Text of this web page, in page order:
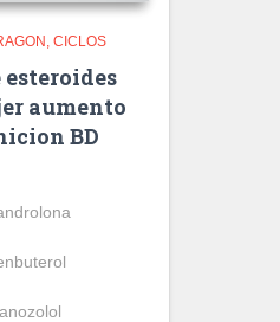
CICLOS
esteroides
aumento
BD